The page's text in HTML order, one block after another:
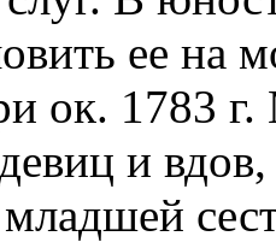
ее на
ок. 1783
и вдов,